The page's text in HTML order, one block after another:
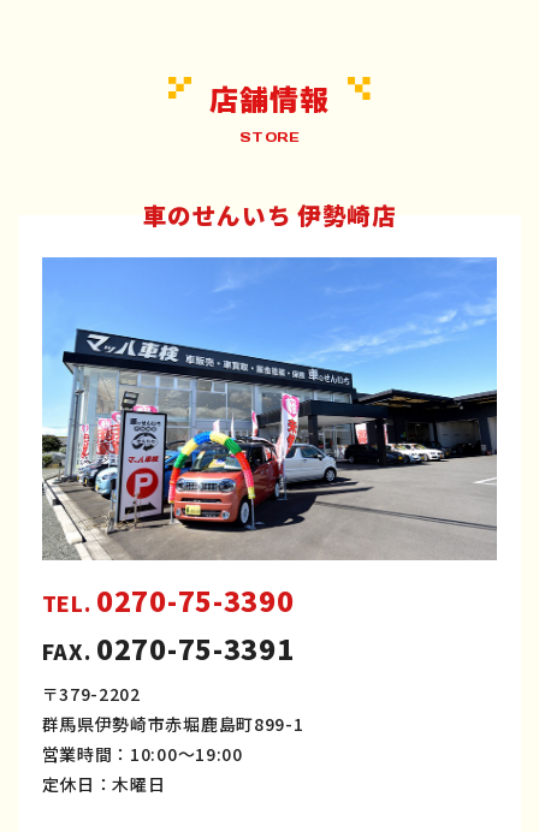
店舗情報
STORE
車のせんいち 伊勢崎店
TEL. 0270-75-3390
FAX. 0270-75-3391
〒379-2202
群馬県伊勢崎市赤堀鹿島町899-1
営業時間：10:00～19:00
定休日：木曜日